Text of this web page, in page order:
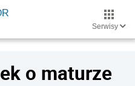
Serwisy
o maturze